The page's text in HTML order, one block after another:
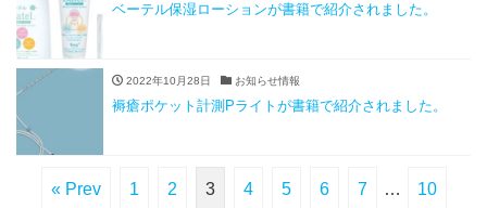
ベーテル保湿ローションが書籍で紹介されました。
2022年10月28日 お知らせ情報
褥瘡ポケット計測Pライトが書籍で紹介されました。
« Prev 1 2 3 4 5 6 7 … 10